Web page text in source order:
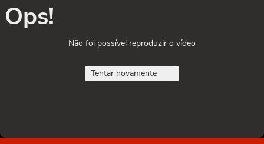
Ops!
Não foi possível reproduzir o vídeo
Tentar novamente